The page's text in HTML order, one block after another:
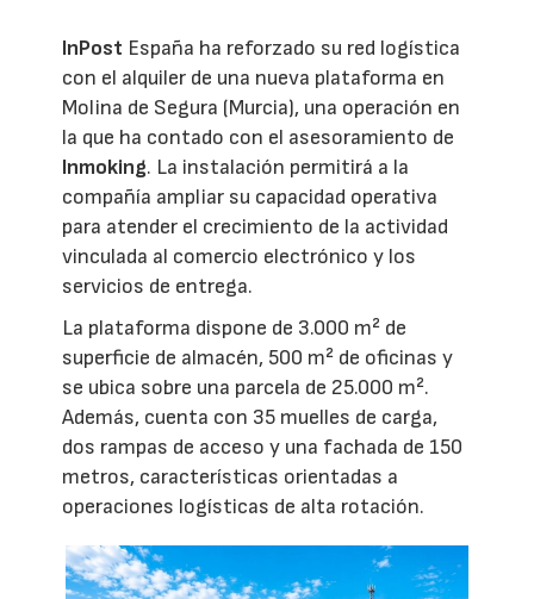
InPost España ha reforzado su red logística
con el alquiler de una nueva plataforma en
Molina de Segura (Murcia), una operación en
la que ha contado con el asesoramiento de
Inmoking. La instalación permitirá a la
compañía ampliar su capacidad operativa
para atender el crecimiento de la actividad
vinculada al comercio electrónico y los
servicios de entrega.
La plataforma dispone de 3.000 m² de
superficie de almacén, 500 m² de oficinas y
se ubica sobre una parcela de 25.000 m².
Además, cuenta con 35 muelles de carga,
dos rampas de acceso y una fachada de 150
metros, características orientadas a
operaciones logísticas de alta rotación.